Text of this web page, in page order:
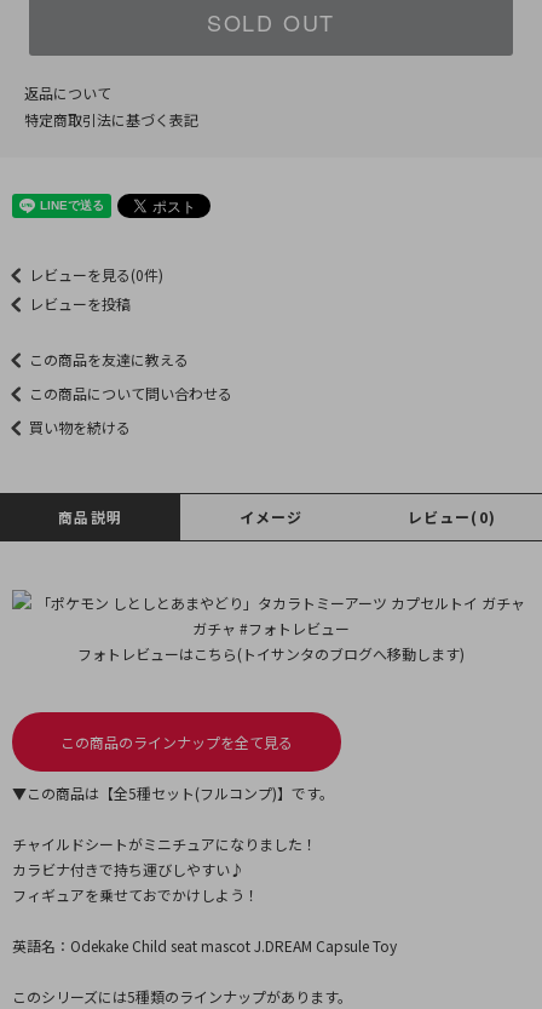
SOLD OUT
返品について
特定商取引法に基づく表記
レビューを見る(0件)
レビューを投稿
この商品を友達に教える
この商品について問い合わせる
買い物を続ける
商品説明 イメージ レビュー(0)
フォトレビューはこちら(トイサンタのブログへ移動します)
この商品のラインナップを全て見る
▼この商品は【全5種セット(フルコンプ)】です。
チャイルドシートがミニチュアになりました！
カラビナ付きで持ち運びしやすい♪
フィギュアを乗せておでかけしよう！
英語名：Odekake Child seat mascot J.DREAM Capsule Toy
このシリーズには5種類のラインナップがあります。